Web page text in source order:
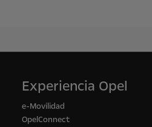
Experiencia Opel
e-Movilidad
OpelConnect